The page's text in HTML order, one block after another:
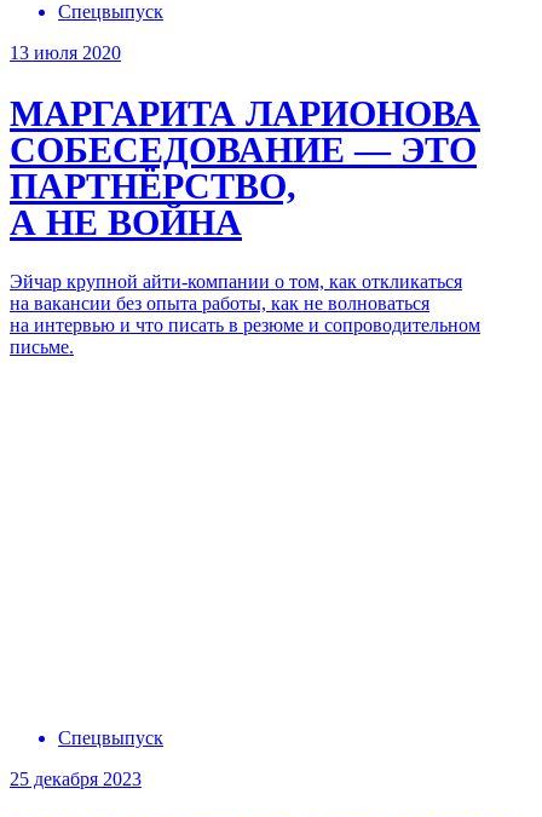
Спецвыпуск
13 июля 2020
МАРГАРИТА ЛАРИОНОВА
СОБЕСЕДОВАНИЕ — ЭТО
ПАРТНЁРСТВО,
А НЕ ВОЙНА
Эйчар крупной айти-компании о том, как откликаться
на вакансии без опыта работы, как не волноваться
на интервью и что писать в резюме и сопроводительном
письме.
Спецвыпуск
25 декабря 2023